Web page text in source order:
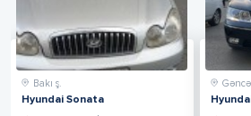
Bakı ş.
Hyundai Sonata
Gəncə